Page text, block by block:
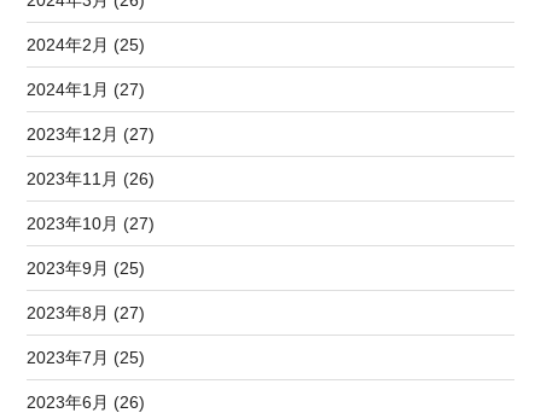
2024年2月 (25)
2024年1月 (27)
2023年12月 (27)
2023年11月 (26)
2023年10月 (27)
2023年9月 (25)
2023年8月 (27)
2023年7月 (25)
2023年6月 (26)